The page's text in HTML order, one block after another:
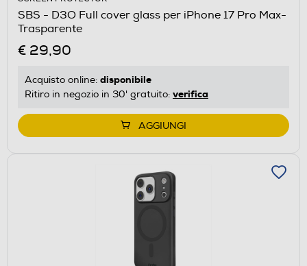
SBS - D3O Full cover glass per iPhone 17 Pro Max-
Trasparente
€ 29,90
Acquisto online: disponibile
Ritiro in negozio in 30' gratuito: verifica
AGGIUNGI